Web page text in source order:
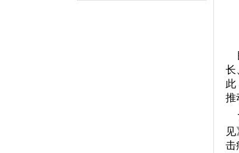
长
此
推
击